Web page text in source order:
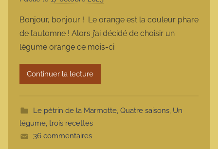
r
m
a
t
Bonjour, bonjour ! Le orange est la couleur phare
de l’automne ! Alors j’ai décidé de choisir un
légume orange ce mois-ci
Continuer la lecture
Le pétrin de la Marmotte, Quatre saisons, Un
légume, trois recettes
36 commentaires